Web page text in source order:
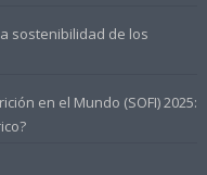
sostenibilidad de los
en el Mundo (SOFI) 2025: